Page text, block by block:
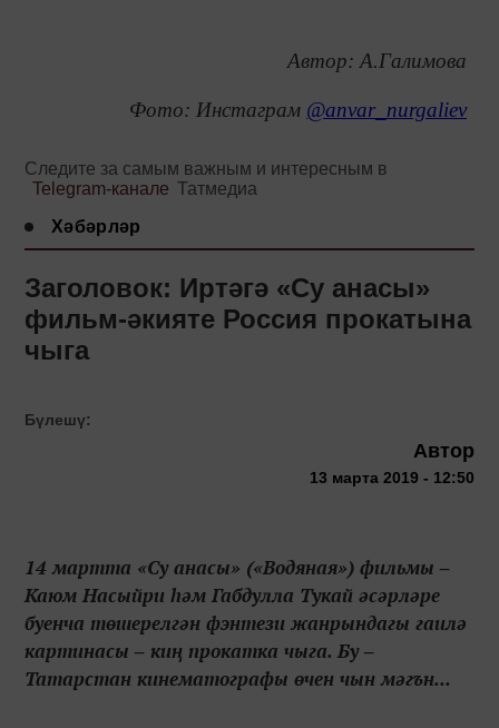
Автор: А.Галимова
Фото: Инстаграм @anvar_nurgaliev
Следите за самым важным и интересным в
Telegram-канале Татмедиа
Хәбәрләр
Заголовок: Иртәгә «Су анасы»
фильм-әкияте Россия прокатына
чыга
Бүлешү:
Автор
13 марта 2019 - 12:50
14 мартта «Су анасы» («Водяная») фильмы ‒
Каюм Насыйри һәм Габдулла Тукай әсәрләре
буенча төшерелгән фэнтези жанрындагы гаилә
картинасы ‒ киң прокатка чыга. Бу ‒
Татарстан кинематографы өчен чын мәгън...